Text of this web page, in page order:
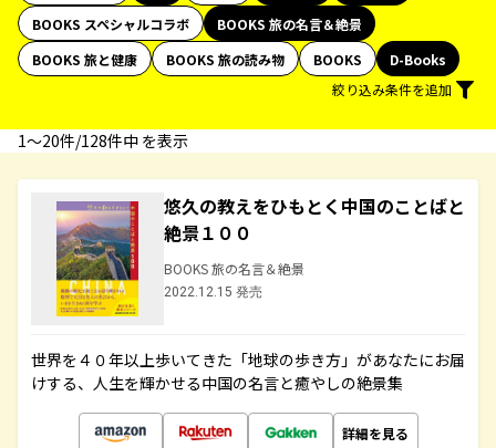
BOOKS スペシャルコラボ
BOOKS 旅の名言＆絶景
BOOKS 旅と健康
BOOKS 旅の読み物 BOOKS
D-Books
絞り込み条件を追加
1〜20件/128件中 を表示
悠久の教えをひもとく中国のことばと
絶景１００
BOOKS 旅の名言＆絶景
2022.12.15 発売
世界を４０年以上歩いてきた「地球の歩き方」があなたにお届
けする、人生を輝かせる中国の名言と癒やしの絶景集
詳細を見る